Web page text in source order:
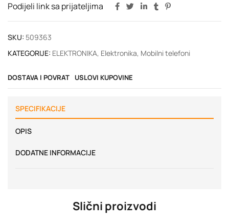
Podijeli link sa prijateljima
SKU: 509363
KATEGORIJE: ELEKTRONIKA, Elektronika, Mobilni telefoni
DOSTAVA I POVRAT USLOVI KUPOVINE
SPECIFIKACIJE
OPIS
DODATNE INFORMACIJE
Slični proizvodi